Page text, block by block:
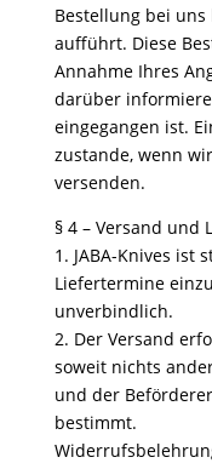
Bestellung bei
aufführt. Diese
Annahme Ihres
darüber
eingegangen ist.
zustande, wenn
versenden.
§ 4 – Versand und
1. JABA-Knives ist
Liefertermine
unverbindlich.
2. Der Versand
soweit nichts
und der
bestimmt.